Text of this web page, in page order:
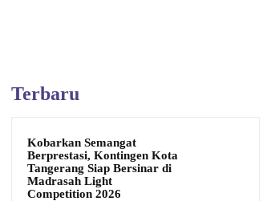
Terbaru
Kobarkan Semangat
Berprestasi, Kontingen Kota
Tangerang Siap Bersinar di
Madrasah Light
Competition 2026